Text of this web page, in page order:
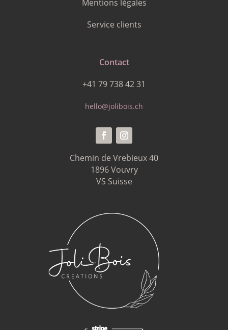
Mentions légales
Service clients
Contact
+41 79 738 42 31
hello@jolibois.ch
Chemin de Vrebieux 40
1896 Vouvry
VS Suisse